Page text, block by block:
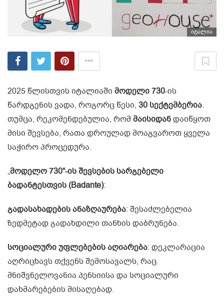
იტალია
2025 წლისთვის იტალიაში მოდელი730-ის
წარდგენის ვადა, როგორც წესი, 30 სექტემბერია.
თუმცა, რეკომენდებულია, რომ მაისიდანდაიწყოთ
მისი შევსება, რათა დროულად მოაგვაროთ ყველა
საჭირო პროცედურა.
„მოდელო 730“-ის შევსების სარგებელი
ბადანტესთვის (Badante):
გადასახადებისანაზღაურება: შესაძლებელია
ზედმეტად გადახდილი თანხის დაბრუნება.
სოციალურიუფლებებისაღიარება: დეკლარაცია
აღრიცხავს თქვენს შემოსავალს, რაც
მნიშვნელოვანია პენსიისა და სოციალური
დახმარებების მისაღებად.